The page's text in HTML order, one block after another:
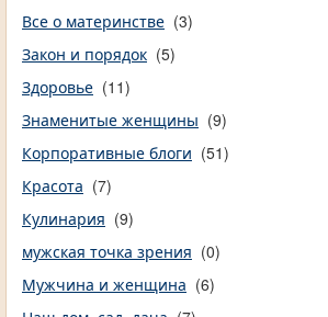
Все о материнстве (3)
Закон и порядок (5)
Здоровье (11)
Знаменитые женщины (9)
Корпоративные блоги (51)
Красота (7)
Кулинария (9)
мужская точка зрения (0)
Мужчина и женщина (6)